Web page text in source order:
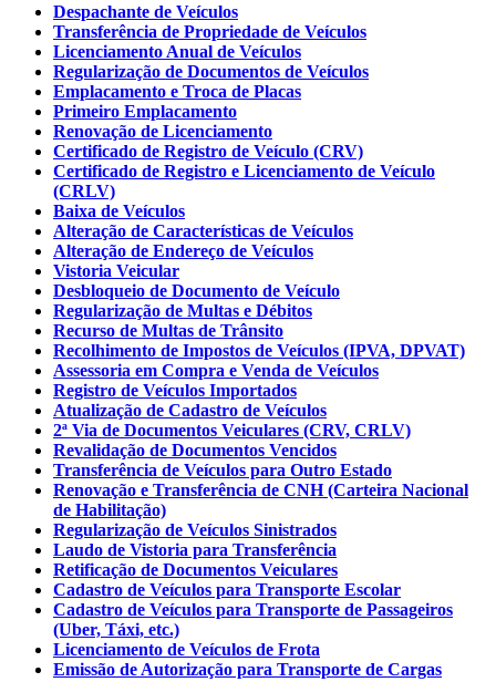
Despachante de Veículos
Transferência de Propriedade de Veículos
Licenciamento Anual de Veículos
Regularização de Documentos de Veículos
Emplacamento e Troca de Placas
Primeiro Emplacamento
Renovação de Licenciamento
Certificado de Registro de Veículo (CRV)
Certificado de Registro e Licenciamento de Veículo
(CRLV)
Baixa de Veículos
Alteração de Características de Veículos
Alteração de Endereço de Veículos
Vistoria Veicular
Desbloqueio de Documento de Veículo
Regularização de Multas e Débitos
Recurso de Multas de Trânsito
Recolhimento de Impostos de Veículos (IPVA, DPVAT)
Assessoria em Compra e Venda de Veículos
Registro de Veículos Importados
Atualização de Cadastro de Veículos
2ª Via de Documentos Veiculares (CRV, CRLV)
Revalidação de Documentos Vencidos
Transferência de Veículos para Outro Estado
Renovação e Transferência de CNH (Carteira Nacional
de Habilitação)
Regularização de Veículos Sinistrados
Laudo de Vistoria para Transferência
Retificação de Documentos Veiculares
Cadastro de Veículos para Transporte Escolar
Cadastro de Veículos para Transporte de Passageiros
(Uber, Táxi, etc.)
Licenciamento de Veículos de Frota
Emissão de Autorização para Transporte de Cargas